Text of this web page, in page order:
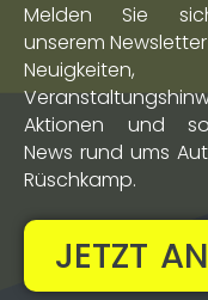
Melden Sie
unserem
Neuigkeiten,
Aktionen und
News rund ums
Rüschkamp.
JETZT